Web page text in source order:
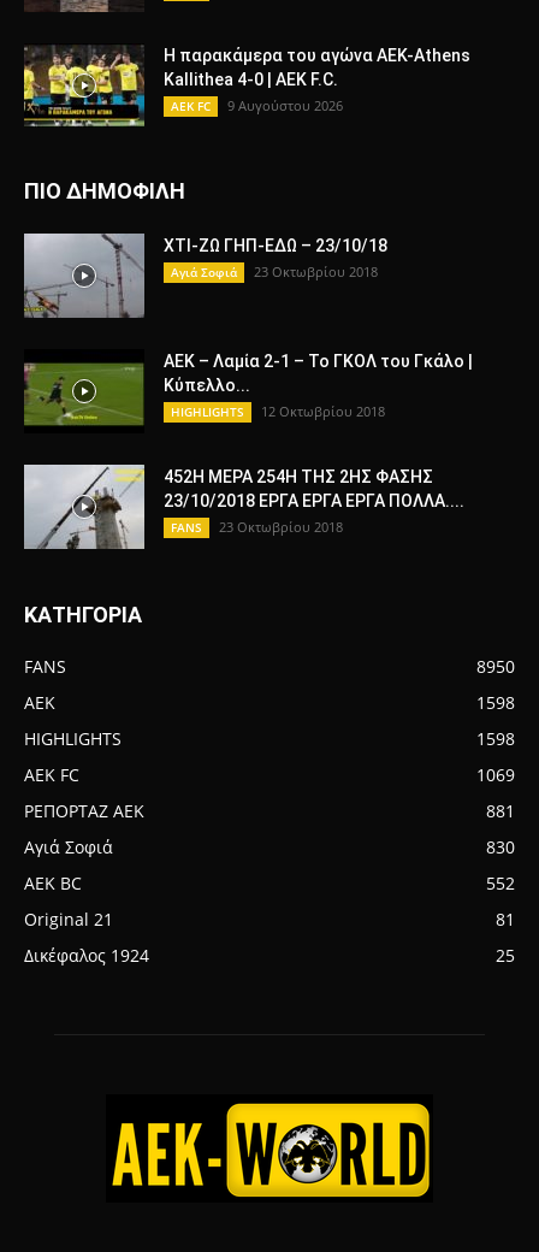
Η παρακάμερα του αγώνα ΑΕΚ-Athens
Kallithea 4-0 | AEK F.C.
AEK FC 9 Αυγούστου 2026
ΠΙΟ ΔΗΜΟΦΙΛΗ
ΧΤΙ-ΖΩ ΓΗΠ-ΕΔΩ – 23/10/18
Αγιά Σοφιά 23 Οκτωβρίου 2018
ΑΕΚ – Λαμία 2-1 – Το ΓΚΟΛ του Γκάλο |
Κύπελλο...
HIGHLIGHTS 12 Οκτωβρίου 2018
452Η ΜΕΡΑ 254Η ΤΗΣ 2ΗΣ ΦΑΣΗΣ
23/10/2018 ΕΡΓΑ ΕΡΓΑ ΕΡΓΑ ΠΟΛΛΑ....
FANS 23 Οκτωβρίου 2018
ΚΑΤΗΓΟΡΙΑ
FANS
8950
AEK
1598
HIGHLIGHTS
1598
AEK FC
1069
ΡΕΠΟΡΤΑΖ ΑΕΚ
881
Αγιά Σοφιά
830
AEK BC
552
Original 21
81
Δικέφαλος 1924
25